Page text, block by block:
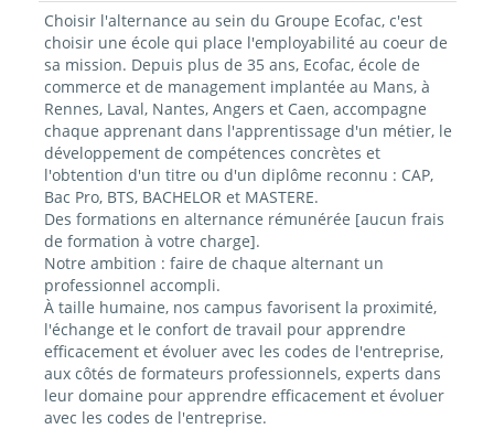
Choisir l'alternance au sein du Groupe Ecofac, c'est
choisir une école qui place l'employabilité au coeur de
sa mission. Depuis plus de 35 ans, Ecofac, école de
commerce et de management implantée au Mans, à
Rennes, Laval, Nantes, Angers et Caen, accompagne
chaque apprenant dans l'apprentissage d'un métier, le
développement de compétences concrètes et
l'obtention d'un titre ou d'un diplôme reconnu : CAP,
Bac Pro, BTS, BACHELOR et MASTERE.
Des formations en alternance rémunérée [aucun frais
de formation à votre charge].
Notre ambition : faire de chaque alternant un
professionnel accompli.
À taille humaine, nos campus favorisent la proximité,
l'échange et le confort de travail pour apprendre
efficacement et évoluer avec les codes de l'entreprise,
aux côtés de formateurs professionnels, experts dans
leur domaine pour apprendre efficacement et évoluer
avec les codes de l'entreprise.